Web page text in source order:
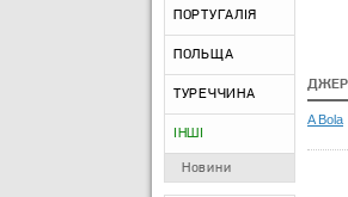
ПОРТУГАЛІЯ
ПОЛЬЩА
ТУРЕЧЧИНА
ІНШІ
Новини
A Bola